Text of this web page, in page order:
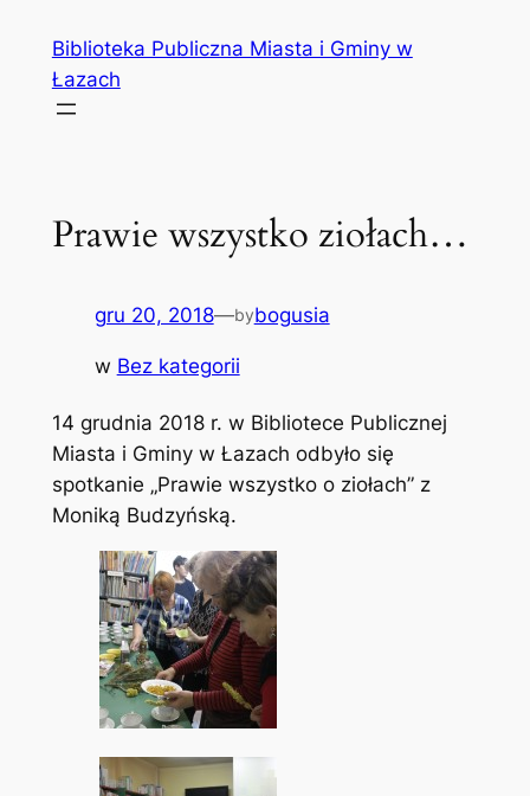
treści
Biblioteka Publiczna Miasta i Gminy w
Łazach
Prawie wszystko ziołach…
gru 20, 2018—bybogusia
w Bez kategorii
14 grudnia 2018 r. w Bibliotece Publicznej
Miasta i Gminy w Łazach odbyło się
spotkanie „Prawie wszystko o ziołach” z
Moniką Budzyńską.